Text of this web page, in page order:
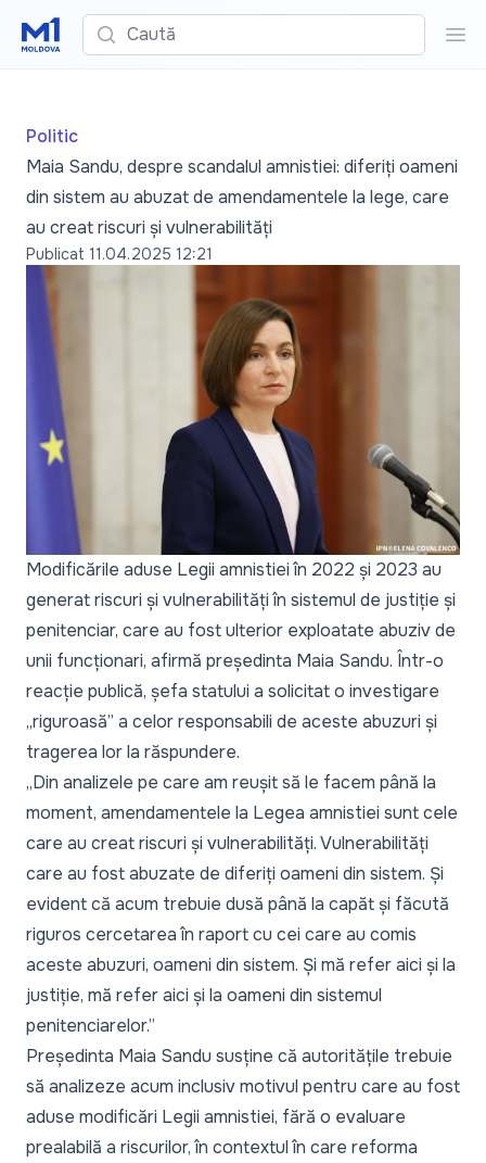
Caută
Politic
Maia Sandu, despre scandalul amnistiei: diferiți oameni
din sistem au abuzat de amendamentele la lege, care
au creat riscuri și vulnerabilități
Publicat 11.04.2025 12:21
Modificările aduse Legii amnistiei în 2022 și 2023 au
generat riscuri și vulnerabilități în sistemul de justiție și
penitenciar, care au fost ulterior exploatate abuziv de
unii funcționari, afirmă președinta Maia Sandu. Într-o
reacție publică, șefa statului a solicitat o investigare
„riguroasă” a celor responsabili de aceste abuzuri și
tragerea lor la răspundere.
„Din analizele pe care am reușit să le facem până la
moment, amendamentele la Legea amnistiei sunt cele
care au creat riscuri și vulnerabilități. Vulnerabilități
care au fost abuzate de diferiți oameni din sistem. Și
evident că acum trebuie dusă până la capăt și făcută
riguros cercetarea în raport cu cei care au comis
aceste abuzuri, oameni din sistem. Și mă refer aici și la
justiție, mă refer aici și la oameni din sistemul
penitenciarelor.”
Președinta Maia Sandu susține că autoritățile trebuie
să analizeze acum inclusiv motivul pentru care au fost
aduse modificări Legii amnistiei, fără o evaluare
prealabilă a riscurilor, în contextul în care reforma